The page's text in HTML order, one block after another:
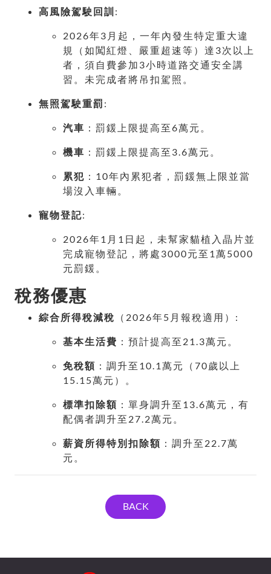
高風險駕駛回訓 :
2026年3月起，一年內發生特定重大違
規（如闖紅燈、嚴重超速等）達3次以上
者，須自費參加3小時道路交通安全講
習。未完成者將吊扣駕照。
無照駕駛重罰 :
汽車 ：罰鍰上限提高至6萬元。
機車 ：罰鍰上限提高至3.6萬元。
累犯 ：10年內累犯者，罰鍰無上限並當
場沒入車輛。
寵物登記:
2026年1月1日起，未幫家貓植入晶片並
完成寵物登記，將處3000元至1萬5000
元罰鍰。
稅務優惠
綜合所得稅減稅 （2026年5月報稅適用）:
基本生活費 ：預計提高至21.3萬元。
免稅額 ：調升至10.1萬元（70歲以上
15.15萬元）。
標準扣除額 ：單身調升至13.6萬元，有
配偶者調升至27.2萬元。
薪資所得特別扣除額 ：調升至22.7萬
元。
BACK